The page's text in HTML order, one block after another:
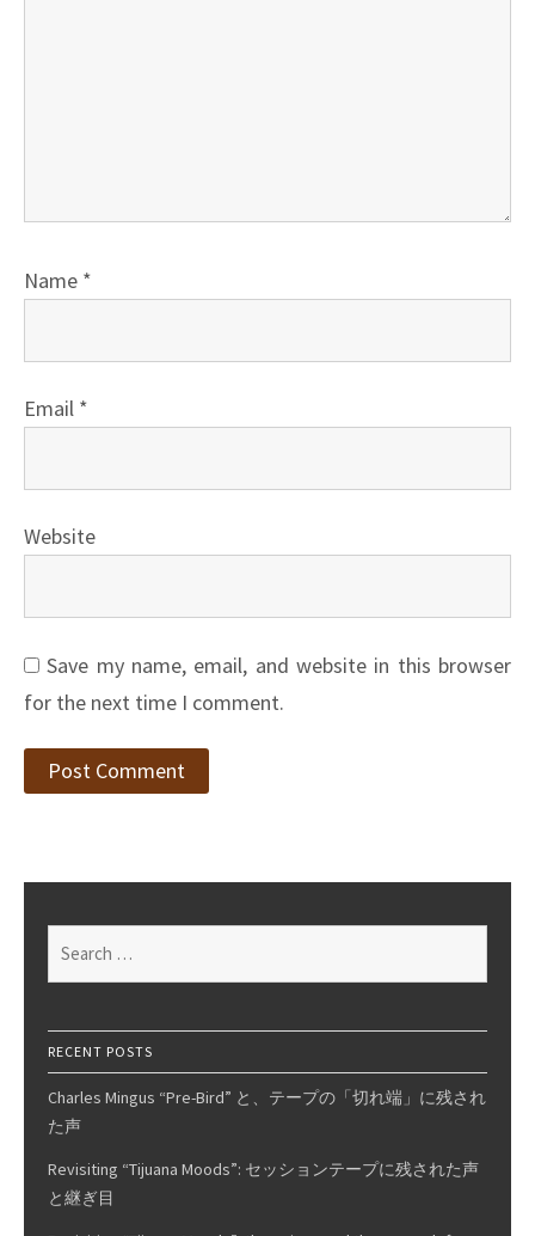
Name *
Email *
Website
Save my name, email, and website in this browser
for the next time I comment.
for:
RECENT POSTS
Charles Mingus “Pre-Bird” と、テープの「切れ端」に残され
た声
Revisiting “Tijuana Moods”: セッションテープに残された声
と継ぎ目